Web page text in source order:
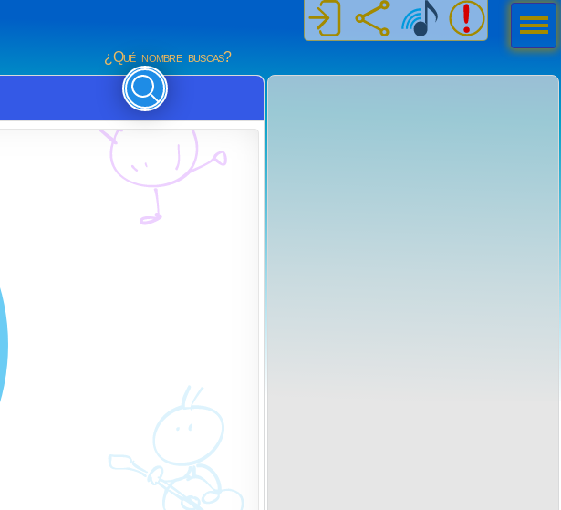
¿Qué nombre buscas?
Men
ú